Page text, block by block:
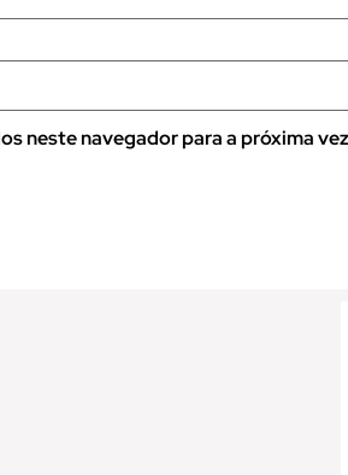
neste navegador para a próxima